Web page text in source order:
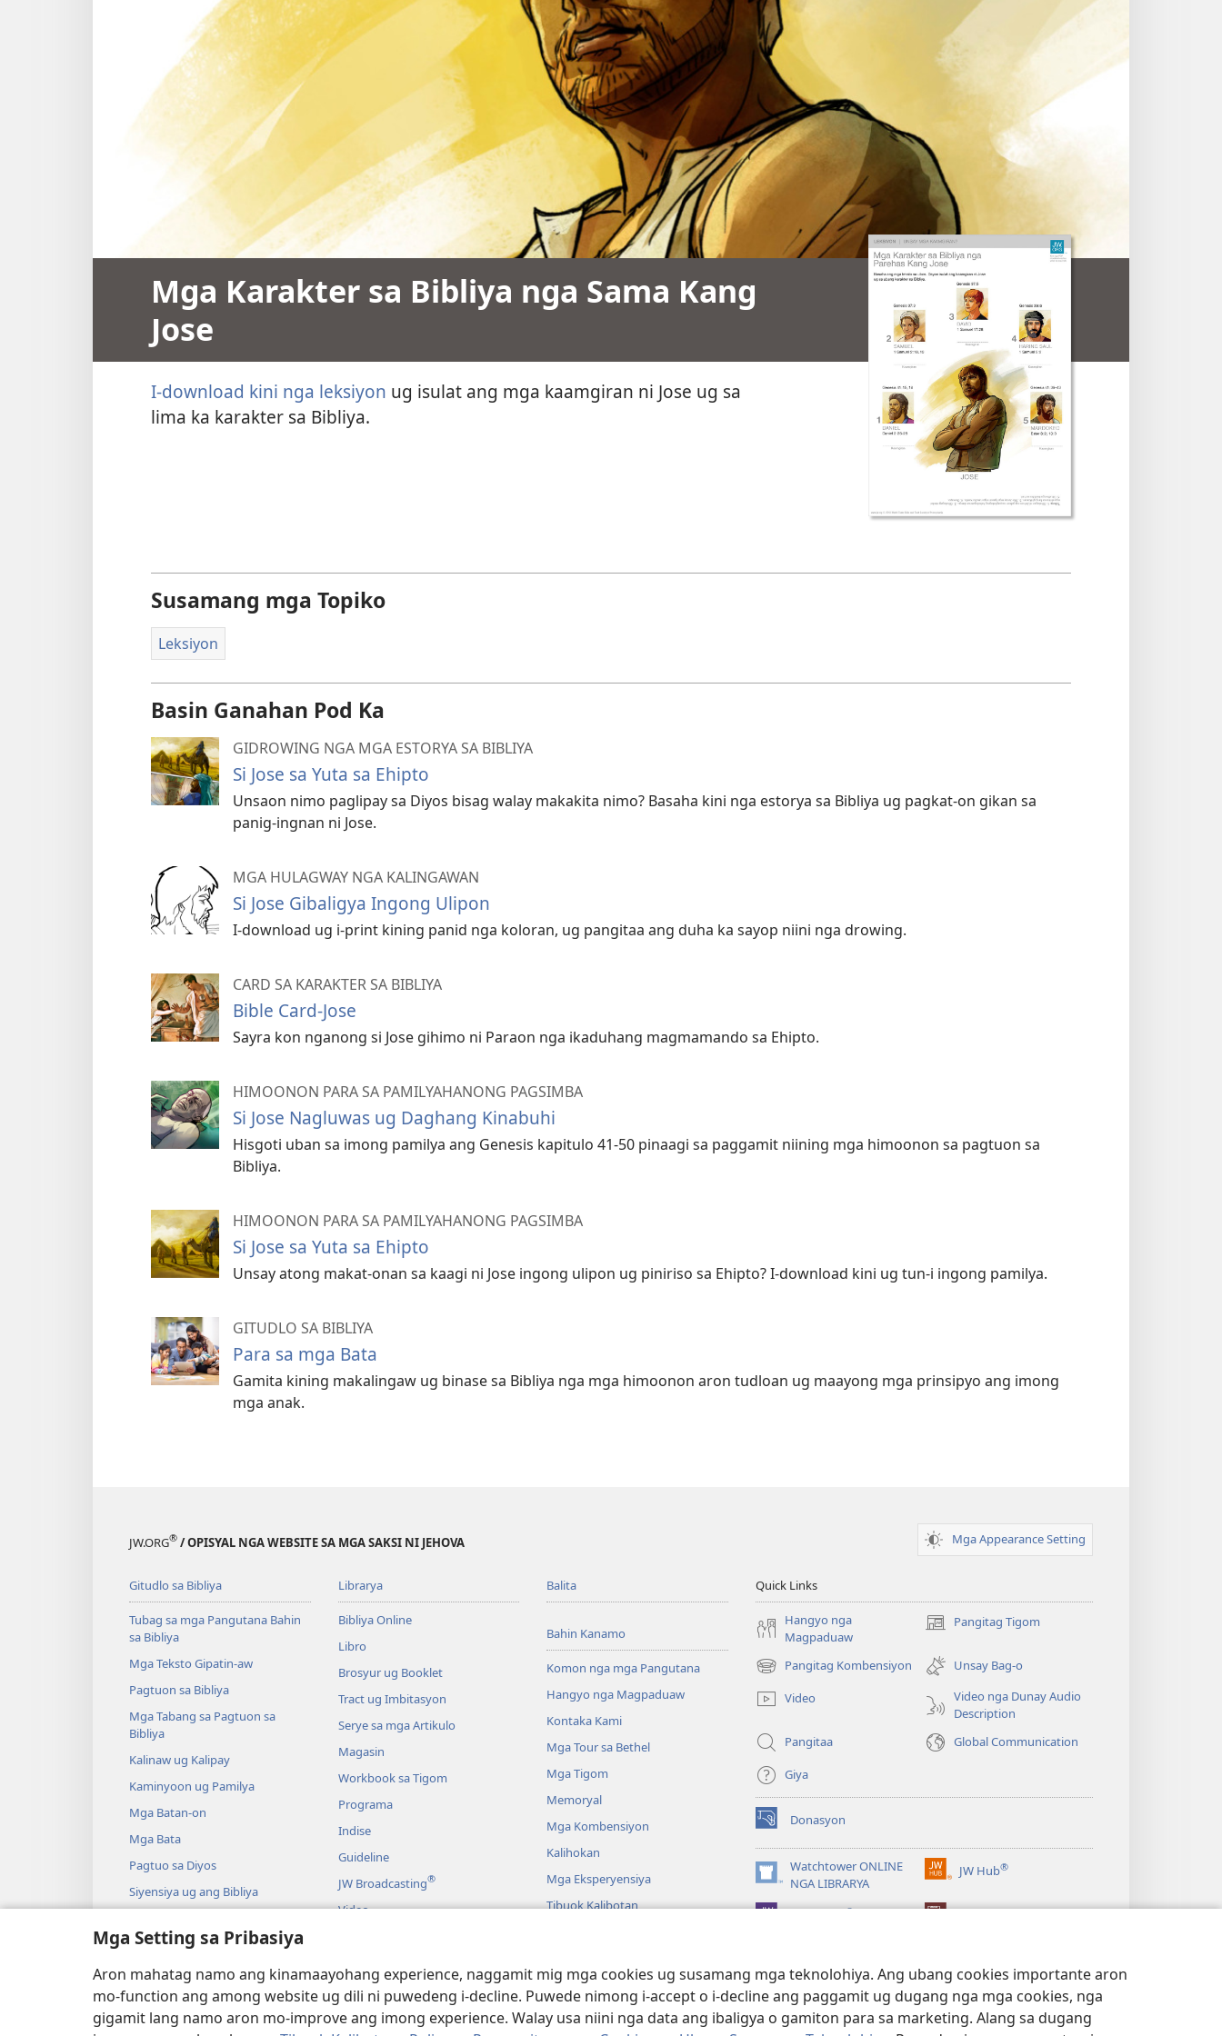
Mga Setting sa Pribasiya
Aron mahatag namo ang kinamaayohang experience, naggamit mig mga cookies ug susamang mga teknolohiya. Ang ubang cookies importante aron
mo-function ang among website ug dili ni puwedeng i-decline. Puwede nimong i-accept o i-decline ang paggamit ug dugang nga mga cookies, nga
gigamit lang namo aron mo-improve ang imong experience. Walay usa niini nga data ang ibaligya o gamiton para sa marketing. Alang sa dugang
Mga Karakter sa Bibliya nga Sama Kang
Jose
I-download kini nga leksiyon ug isulat ang mga kaamgiran ni Jose ug sa
lima ka karakter sa Bibliya.
Susamang mga Topiko
Leksiyon
Basin Ganahan Pod Ka
GIDROWING NGA MGA ESTORYA SA BIBLIYA
Si Jose sa Yuta sa Ehipto
Unsaon nimo paglipay sa Diyos bisag walay makakita nimo? Basaha kini nga estorya sa Bibliya ug pagkat-on gikan sa
panig-ingnan ni Jose.
MGA HULAGWAY NGA KALINGAWAN
Si Jose Gibaligya Ingong Ulipon
I-download ug i-print kining panid nga koloran, ug pangitaa ang duha ka sayop niini nga drowing.
CARD SA KARAKTER SA BIBLIYA
Bible Card-Jose
Sayra kon nganong si Jose gihimo ni Paraon nga ikaduhang magmamando sa Ehipto.
HIMOONON PARA SA PAMILYAHANONG PAGSIMBA
Si Jose Nagluwas ug Daghang Kinabuhi
Hisgoti uban sa imong pamilya ang Genesis kapitulo 41-​50 pinaagi sa paggamit niining mga himoonon sa pagtuon sa
Bibliya.
HIMOONON PARA SA PAMILYAHANONG PAGSIMBA
Si Jose sa Yuta sa Ehipto
Unsay atong makat-onan sa kaagi ni Jose ingong ulipon ug piniriso sa Ehipto? I-download kini ug tun-i ingong pamilya.
GITUDLO SA BIBLIYA
Para sa mga Bata
Gamita kining makalingaw ug binase sa Bibliya nga mga himoonon aron tudloan ug maayong mga prinsipyo ang imong
mga anak.
JW.ORG® / OPISYAL NGA WEBSITE SA MGA SAKSI NI JEHOVA Mga Appearance Setting
Gitudlo sa Bibliya
Tubag sa mga Pangutana Bahin
sa Bibliya
Mga Teksto Gipatin-aw
Pagtuon sa Bibliya
Mga Tabang sa Pagtuon sa
Bibliya
Kalinaw ug Kalipay
Kaminyoon ug Pamilya
Mga Batan-on
Mga Bata
Pagtuo sa Diyos
Siyensiya ug ang Bibliya
Librarya
Bibliya Online
Libro
Brosyur ug Booklet
Tract ug Imbitasyon
Serye sa mga Artikulo
Magasin
Workbook sa Tigom
Programa
Indise
Guideline
JW Broadcasting®
Video
Gidrama nga Pagbasa sa Bibliya
Balita
Bahin Kanamo
Komon nga mga Pangutana
Hangyo nga Magpaduaw
Kontaka Kami
Mga Tour sa Bethel
Mga Tigom
Memoryal
Mga Kombensiyon
Kalihokan
Mga Eksperyensiya
Tibuok Kalibotan
Quick Links
Hangyo nga
Magpaduaw
Pangitag Tigom
(mo-
ug
ong
window)
Pangitag Kombensiyon
(mo-
open
ug
ong
Unsay Bag-o
Video
Video nga Dunay Audio
Description
Pangitaa
Global Communication
Giya
Donasyon
(mo-
open
ug
bag-
Watchtower ONLINE
NGA LIBRARYA
(mo-
open
window)
JW Hub®
(mo-
ug
®